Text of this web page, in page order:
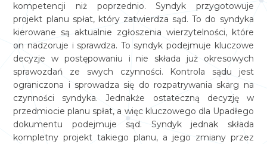
kompetencji niż poprzednio. Syndyk przygotowuje
projekt planu spłat, który zatwierdza sąd. To do syndyka
kierowane są aktualnie zgłoszenia wierzytelności, które
on nadzoruje i sprawdza. To syndyk podejmuje kluczowe
decyzje w postępowaniu i nie składa już okresowych
sprawozdań ze swych czynności. Kontrola sądu jest
ograniczona i sprowadza się do rozpatrywania skarg na
czynności syndyka. Jednakże ostateczną decyzję w
przedmiocie planu spłat, a więc kluczowego dla Upadłego
dokumentu podejmuje sąd. Syndyk jednak składa
kompletny projekt takiego planu, a jego zmiany przez